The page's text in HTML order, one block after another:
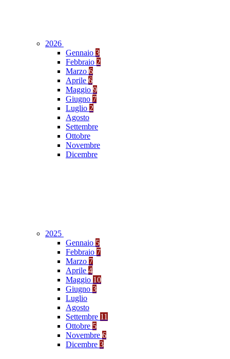
2026
Gennaio 3
Febbraio 2
Marzo 6
Aprile 6
Maggio 9
Giugno 7
Luglio 2
Agosto
Settembre
Ottobre
Novembre
Dicembre
2025
Gennaio 5
Febbraio 7
Marzo 7
Aprile 4
Maggio 10
Giugno 3
Luglio
Agosto
Settembre 11
Ottobre 5
Novembre 6
Dicembre 3